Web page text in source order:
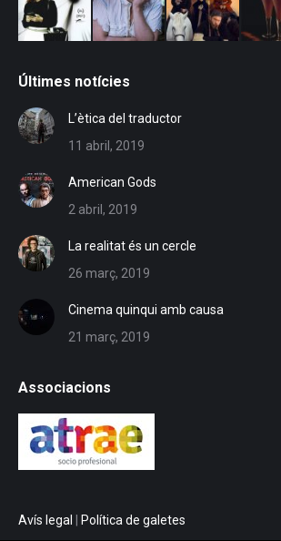
Últimes notícies
L’ètica del traductor
11 abril, 2019
American Gods
2 abril, 2019
La realitat és un cercle
26 març, 2019
Cinema quinqui amb causa
21 març, 2019
Associacions
Avís legal Política de galetes